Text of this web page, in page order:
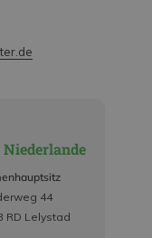
Niederlande
44
RD Lelystad